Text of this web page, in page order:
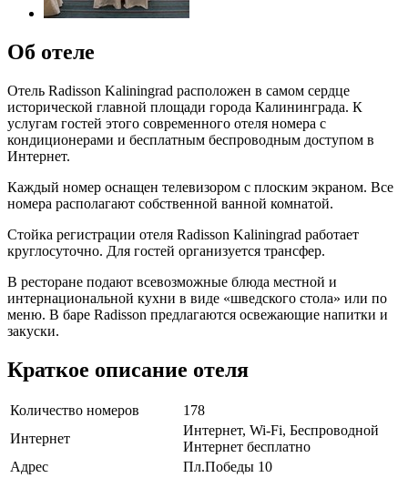
Об отеле
Отель Radisson Kaliningrad расположен в самом сердце
исторической главной площади города Калининграда. К
услугам гостей этого современного отеля номера с
кондиционерами и бесплатным беспроводным доступом в
Интернет.
Каждый номер оснащен телевизором с плоским экраном. Все
номера располагают собственной ванной комнатой.
Стойка регистрации отеля Radisson Kaliningrad работает
круглосуточно. Для гостей организуется трансфер.
В ресторане подают всевозможные блюда местной и
интернациональной кухни в виде «шведского стола» или по
меню. В баре Radisson предлагаются освежающие напитки и
закуски.
Краткое описание отеля
Количество номеров
178
Интернет
Интернет, Wi-Fi, Беспроводной
Интернет бесплатно
Адрес
Пл.Победы 10